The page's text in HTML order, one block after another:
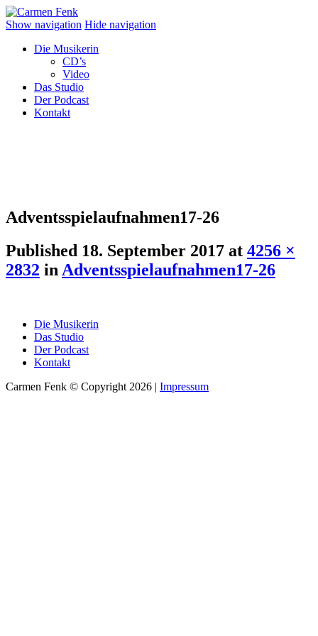
Show navigation Hide navigation
Die Musikerin
CD’s
Video
Das Studio
Der Podcast
Kontakt
Adventsspielaufnahmen17-26
Published 18. September 2017 at 4256 ×
2832 in Adventsspielaufnahmen17-26
Die Musikerin
Das Studio
Der Podcast
Kontakt
Carmen Fenk © Copyright 2026 | Impressum